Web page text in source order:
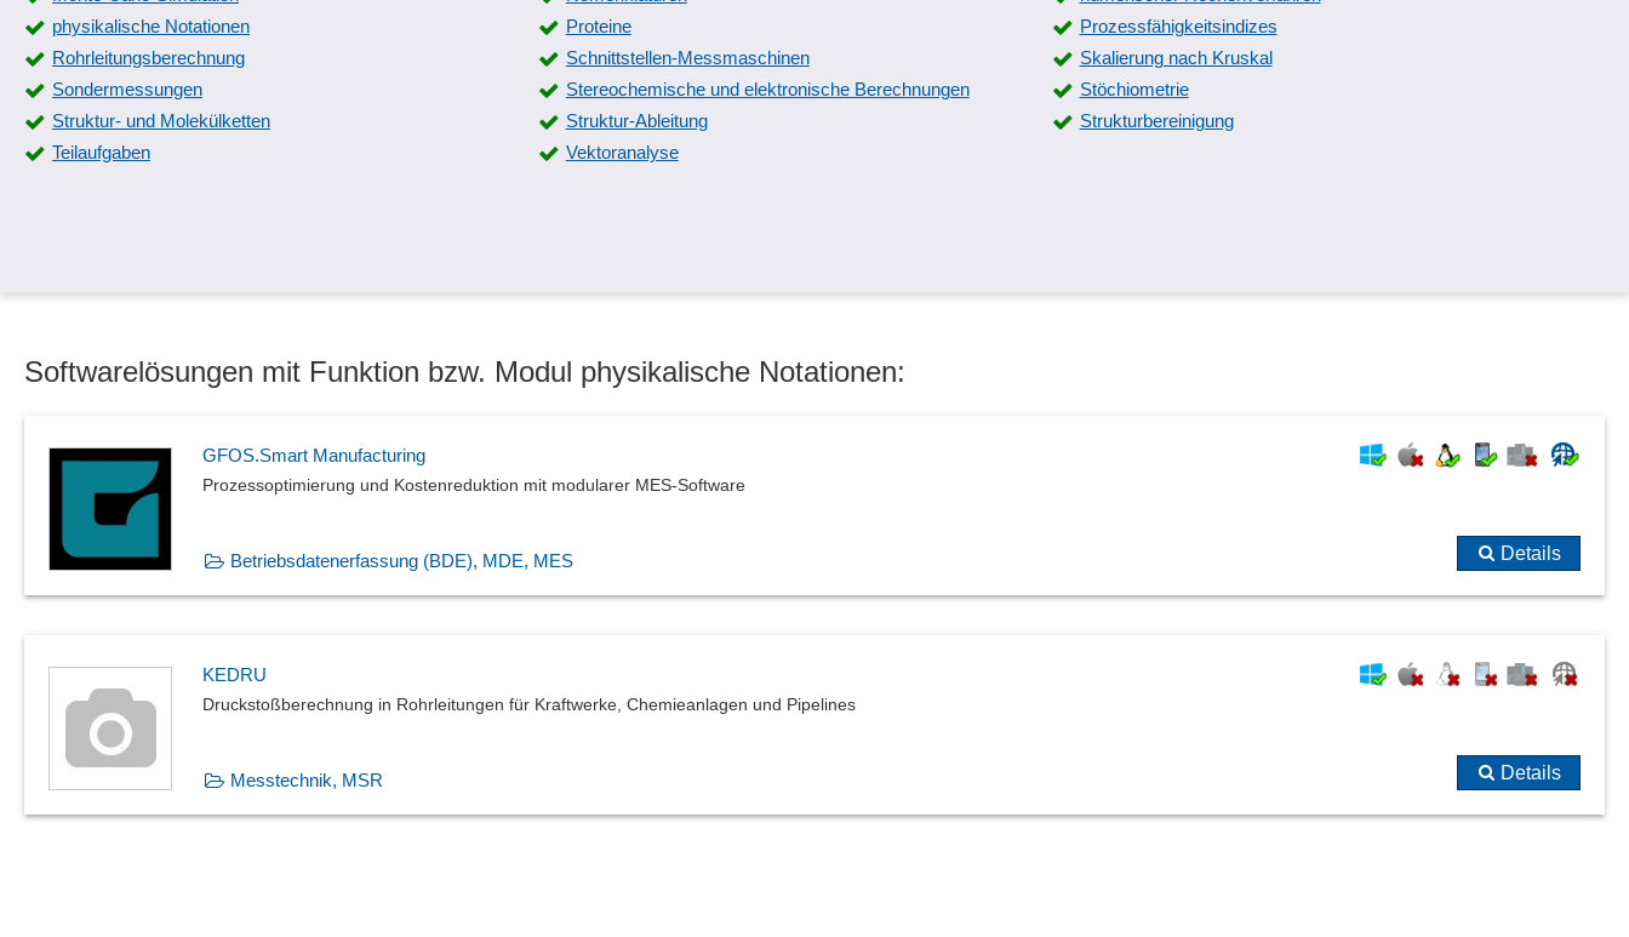
Schwingungsberechnungen
physikalische Notationen
Proteine
Prozessfähigkeitsindizes
Rohrleitungsberechnung
Schnittstellen-Messmaschinen
Skalierung nach Kruskal
Sondermessungen
Stereochemische und elektronische Berechnungen
Stöchiometrie
Struktur- und Molekülketten
Struktur-Ableitung
Strukturbereinigung
Teilaufgaben
Vektoranalyse
Softwarelösungen mit Funktion bzw. Modul physikalische Notationen:
GFOS.Smart Manufacturing
Prozessoptimierung und Kostenreduktion mit modularer MES-Software
Betriebsdatenerfassung (BDE), MDE, MES Details
KEDRU
Druckstoßberechnung in Rohrleitungen für Kraftwerke, Chemieanlagen und Pipelines
Messtechnik, MSR Details